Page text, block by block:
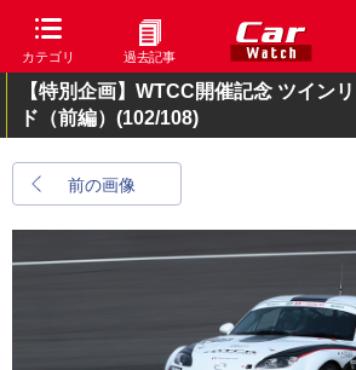
カテゴリ 過去記事
【特別企画】WTCC開催記念 ツイン
ド（前編） (102/108)
前の画像